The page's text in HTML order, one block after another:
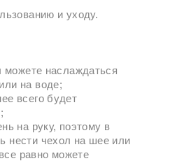
и уходу.
можете наслаждаться
на воде;
всего будет
на руку, поэтому в
нести чехол на шее или
равно можете